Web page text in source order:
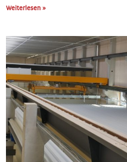
Weiterlesen »